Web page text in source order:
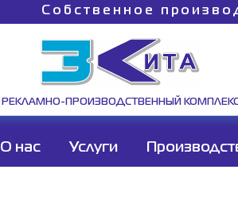
Собственное
РЕКЛАМНО-ПРОИЗВОДСТВЕННЫЙ
О нас Услуги